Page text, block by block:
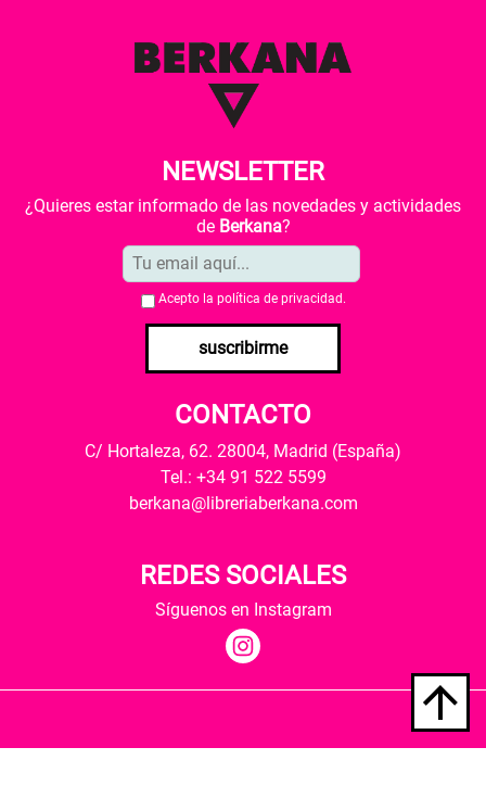
NEWSLETTER
¿Quieres estar informado de las novedades y actividades
de Berkana?
Acepto la política de privacidad .
suscribirme
CONTACTO
C/ Hortaleza, 62. 28004, Madrid (España)
Tel.: +34 91 522 5599
berkana@libreriaberkana.com
REDES SOCIALES
Síguenos en Instagram